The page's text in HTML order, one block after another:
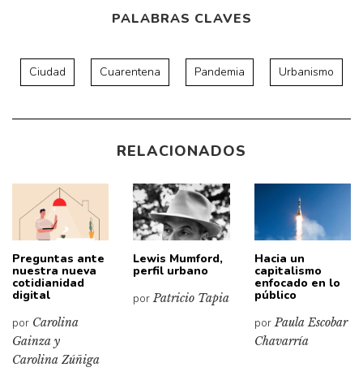
PALABRAS CLAVES
Ciudad Cuarentena Pandemia Urbanismo
RELACIONADOS
Preguntas ante
nuestra nueva
cotidianidad
digital
por Carolina
Gainza y
Carolina Zúñiga
Lewis Mumford,
perfil urbano
porPatricio Tapia
Hacia un
capitalismo
enfocado en lo
público
porPaula Escobar
Chavarría